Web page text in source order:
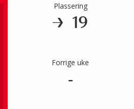
Plassering
19
Forrige uke
-